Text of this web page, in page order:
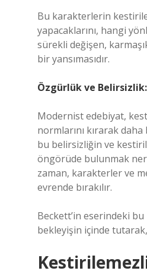
Bu karakterlerin
yapacaklarını, hangi
sürekli değişen,
bir yansımasıdır.
Özgürlük ve
Modernist edebiyat,
normlarını kırarak daha
bu belirsizliğin ve
öngörüde bulunmak
zaman, karakterler ve
evrende bırakılır.
Beckett’in eserindeki
bekleyişin içinde